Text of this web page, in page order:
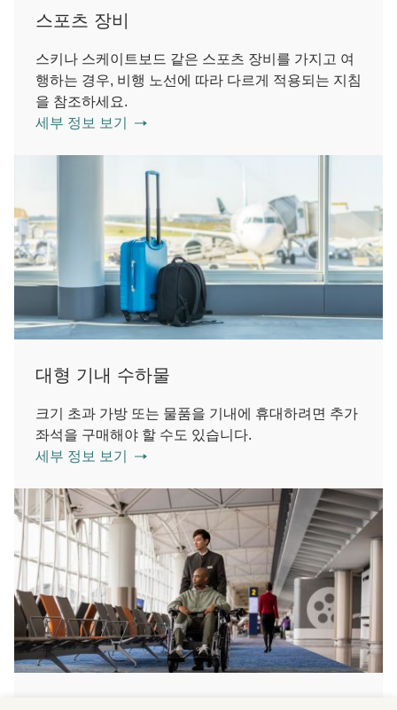
스포츠 장비
스키나 스케이트보드 같은 스포츠 장비를 가지고 여
행하는 경우, 비행 노선에 따라 다르게 적용되는 지침
을 참조하세요.
세부 정보 보기
대형 기내 수하물
크기 초과 가방 또는 물품을 기내에 휴대하려면 추가
좌석을 구매해야 할 수도 있습니다.
세부 정보 보기